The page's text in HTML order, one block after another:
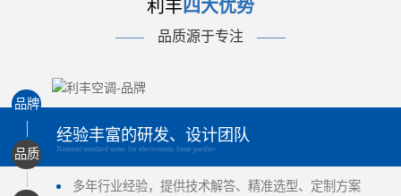
利丰 四大优势
—— 品质源于专注 ——
品牌
品质
经验丰富的研发、设计团队
National standard setter for electrostatic fume purifier
多年行业经验，提供技术解答、精准选型、定制方案